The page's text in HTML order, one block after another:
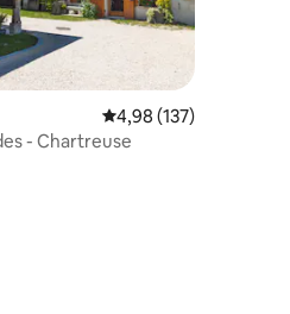
Átlagos értékelés: 5/
4,98 (137)
- Chartreuse